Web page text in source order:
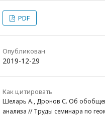
PDF
Опубликован
2019-12-29
Как цитировать
Шеларь А., Дронов С. Об
анализа // Труды семинара по